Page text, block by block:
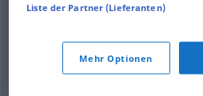
Umfangm volume
volume FIG
Liste der Partner (Lieferanten)
Mehr Optionen